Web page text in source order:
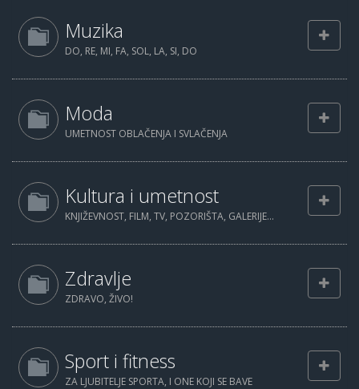
Muzika
DO, RE, MI, FA, SOL, LA, SI, DO
Moda
UMETNOST OBLAČENJA I SVLAČENJA
Kultura i umetnost
KNJIŽEVNOST, FILM, TV, POZORIŠTA, GALERIJE...
Zdravlje
ZDRAVO, ŽIVO!
Sport i fitness
ZA LJUBITELJE SPORTA, I ONE KOJI SE BAVE